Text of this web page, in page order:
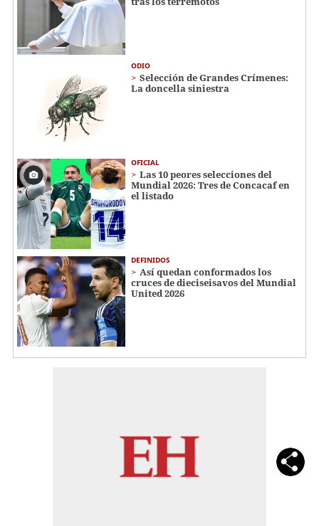
ODIO
Selección de Grandes Crímenes:
La doncella siniestra
OFICIAL
Las 10 peores selecciones del
Mundial 2026: Tres de Concacaf en
el listado
DEFINIDOS
Así quedan conformados los
cruces de dieciseisavos del Mundial
United 2026